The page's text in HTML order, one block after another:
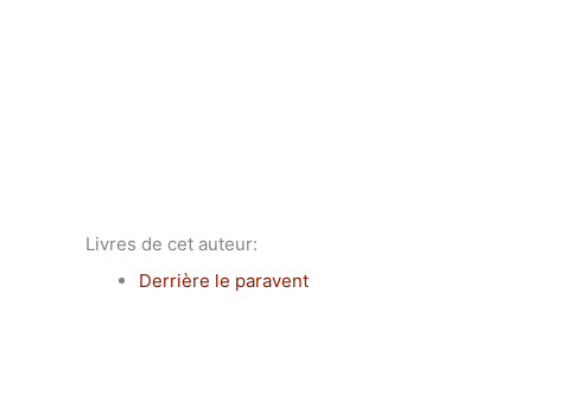
Livres de cet auteur:
Derrière le paravent